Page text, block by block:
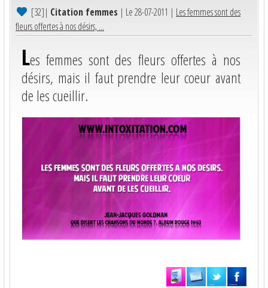
[32]| Citation femmes | Le 28-07-2011 | Les femmes sont des
fleurs offertes à nos désirs, ...
Les femmes sont des fleurs offertes à nos
désirs, mais il faut prendre leur coeur avant
de les cueillir.